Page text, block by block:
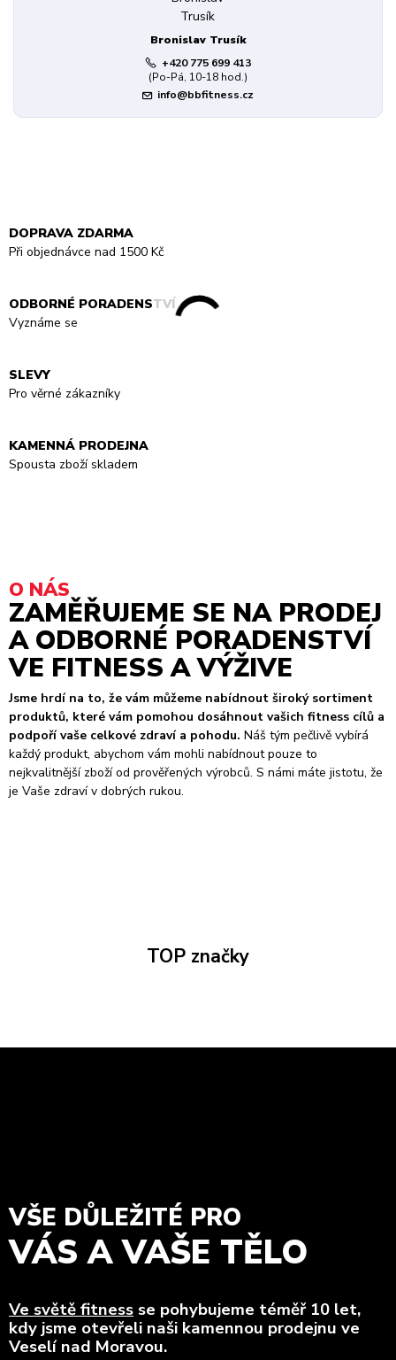
Bronislav Trusík
+420 775 699 413
(Po-Pá, 10-18 hod.)
info@bbfitness.cz
DOPRAVA ZDARMA
Při objednávce nad 1500 Kč
ODBORNÉ PORADENSTVÍ
Vyznáme se
SLEVY
Pro věrné zákazníky
KAMENNÁ PRODEJNA
Spousta zboží skladem
O NÁS
ZAMĚŘUJEME SE NA PRODEJ
A ODBORNÉ PORADENSTVÍ
VE FITNESS A VÝŽIVE
Jsme hrdí na to, že vám můžeme nabídnout široký sortiment
produktů, které vám pomohou dosáhnout vašich fitness cílů a
podpoří vaše celkové zdraví a pohodu. Náš tým pečlivě vybírá
každý produkt, abychom vám mohli nabídnout pouze to
nejkvalitnější zboží od prověřených výrobců. S námi máte jistotu, že
je Vaše zdraví v dobrých rukou.
TOP značky
VŠE DŮLEŽITÉ PRO
VÁS A VAŠE TĚLO
Ve světě fitness se pohybujeme téměř 10 let,
kdy jsme otevřeli naši kamennou prodejnu ve
Veselí nad Moravou.